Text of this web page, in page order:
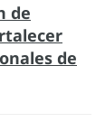
de
de